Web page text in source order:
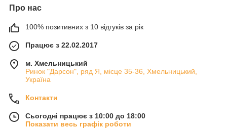
Про нас
100% позитивних з 10 відгуків за рік
Працює з 22.02.2017
м. Хмельницький
Ринок "Дарсон", ряд Я, місце 35-36, Хмельницький,
Україна
Контакти
Сьогодні працює з 10:00 до 18:00
Показати весь графік роботи